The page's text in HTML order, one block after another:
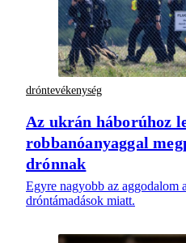
dróntevékenység
Az ukrán háborúhoz
robbanóanyaggal
drónnak
Egyre nagyobb az aggodalom
dróntámadások miatt.